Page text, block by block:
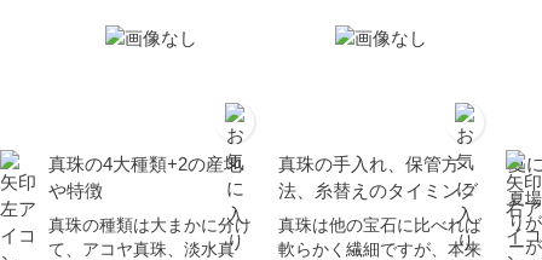
真珠の4大種類+2の産地
や特徴
真珠の種類は大まかに分け
て、アコヤ真珠、淡水真
真珠の手入れ、保管方
法、糸替えのタイミング
真珠は他の宝石に比べれば
軟らかく繊細ですが、本来
夏
夏
り
ー